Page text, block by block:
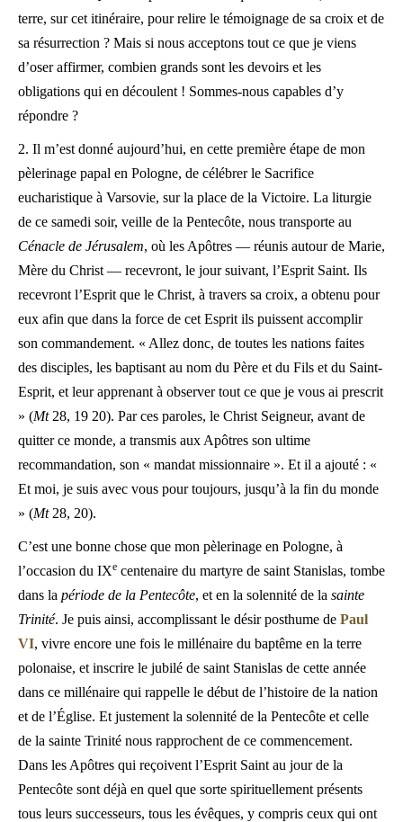
terre, sur cet itinéraire, pour relire le témoignage de sa croix et de
sa résurrection ? Mais si nous acceptons tout ce que je viens
d’oser affirmer, combien grands sont les devoirs et les
obligations qui en découlent ! Sommes-nous capables d’y
répondre ?
2. Il m’est donné aujourd’hui, en cette première étape de mon
pèlerinage papal en Pologne, de célébrer le Sacrifice
eucharistique à Varsovie, sur la place de la Victoire. La liturgie
de ce samedi soir, veille de la Pentecôte, nous transporte au
Cénacle de Jérusalem, où les Apôtres — réunis autour de Marie,
Mère du Christ — recevront, le jour suivant, l’Esprit Saint. Ils
recevront l’Esprit que le Christ, à travers sa croix, a obtenu pour
eux afin que dans la force de cet Esprit ils puissent accomplir
son commandement. « Allez donc, de toutes les nations faites
des disciples, les baptisant au nom du Père et du Fils et du Saint-
Esprit, et leur apprenant à observer tout ce que je vous ai prescrit
» (Mt28, 19 20). Par ces paroles, le Christ Seigneur, avant de
quitter ce monde, a transmis aux Apôtres son ultime
recommandation, son « mandat missionnaire ». Et il a ajouté : «
Et moi, je suis avec vous pour toujours, jusqu’à la fin du monde
» (Mt28, 20).
C’est une bonne chose que mon pèlerinage en Pologne, à
l’occasion du IXe centenaire du martyre de saint Stanislas, tombe
dans la période de la Pentecôte, et en la solennité de la sainte
Trinité. Je puis ainsi, accomplissant le désir posthume de Paul
VI, vivre encore une fois le millénaire du baptême en la terre
polonaise, et inscrire le jubilé de saint Stanislas de cette année
dans ce millénaire qui rappelle le début de l’histoire de la nation
et de l’Église. Et justement la solennité de la Pentecôte et celle
de la sainte Trinité nous rapprochent de ce commencement.
Dans les Apôtres qui reçoivent l’Esprit Saint au jour de la
Pentecôte sont déjà en quel que sorte spirituellement présents
tous leurs successeurs, tous les évêques, y compris ceux qui ont